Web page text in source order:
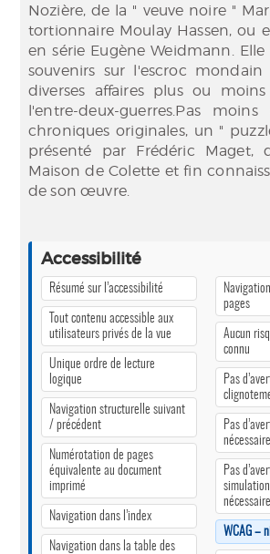
Nozière, de la " veuve noire "
tortionnaire Moulay Hassen, ou
en série Eugène Weidmann. Elle
souvenirs sur l'escroc mondain
diverses affaires plus ou
l'entre-deux-guerres.Pas
chroniques originales, un "
présenté par Frédéric Maget,
Maison de Colette et fin
de son œuvre.
Accessibilité
Résumé sur l’accessibilité
Tout contenu accessible aux
utilisateurs privés de la vue
Unique ordre de lecture
logique
Navigation structurelle suivant
/ précédent
Numérotation de pages
équivalente au document
imprimé
Navigation dans l’index
Navigation dans la table des
pages
Aucun
connu
Pas
Pas
nécessaire
Pas
nécessaire
WCAG –